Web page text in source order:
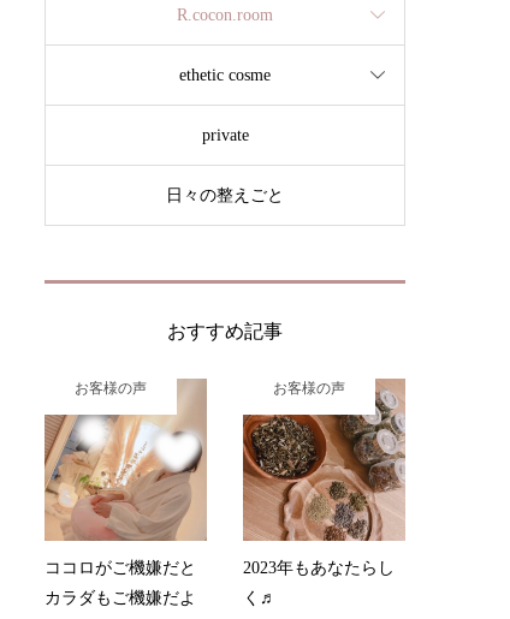
R.cocon.room
ethetic cosme
private
日々の整えごと
おすすめ記事
お客様の声
ココロがご機嫌だと
カラダもご機嫌だよ
お客様の声
2023年もあなたらし
く♬